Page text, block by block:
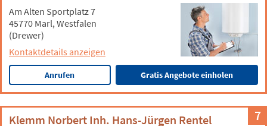
Am Alten Sportplatz 7
45770 Marl, Westfalen
(Drewer)
Kontaktdetails anzeigen
Anrufen Gratis Angebote einholen
7
Klemm Norbert Inh. Hans-Jürgen Rentel